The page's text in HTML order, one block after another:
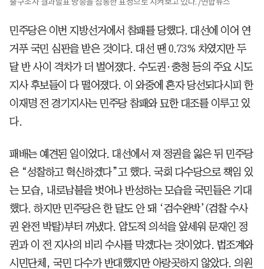
민주당은 이번 지방선거에서 참패를 당했다. 대선에 이어 연
거푸 국민 심판을 받은 것이다. 대선 땐 0.73% 차였지만 두
달 반 사이 격차가 더 벌어졌다. 수도권·충청 등의 주요 시도
지사 후보들이 다 떨어졌다. 이 와중에 혼자 당선되다시피 한
이재명 전 경기지사는 민주당 참패와 묘한 대조를 이루고 있
다.
패배는 예견된 일이었다. 대선에서 져 정권을 잃은 뒤 민주당
은 “성찰하고 혁신하겠다”고 했다. 국회 다수당으로 책임 있
는 모습, 내로남불을 벗어나 반성하는 모습을 국민들은 기대
했다. 하지만 민주당은 한 달도 안 돼 ‘검수완박’(검찰 수사
권 완전 박탈)부터 꺼냈다. 압도적 의석을 앞세워 문재인 정
권과 이 전 지사의 비리 수사를 막겠다는 것이었다. 법조계와
시민단체, 국민 다수가 반대했지만 아랑곳하지 않았다. 의원